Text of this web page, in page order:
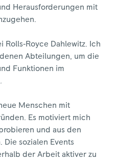
Herausforderungen mit
Dahlewitz. Ich
Abteilungen, um die
Funktionen im
Menschen mit
Es motiviert mich
und aus den
Die sozialen Events
der Arbeit aktiver zu